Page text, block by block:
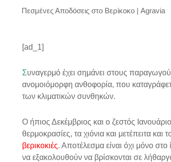
Πεσμένες Αποδόσεις στο Βερίκοκο | Agravia
[ad_1]
Συναγερμό έχει σημάνει στους
ανομοιόμορφη ανθοφορία, που
των κλιματικών συνθηκών.
Ο ήπιος Δεκέμβριος και ο ζεστός
θερμοκρασίες, τα χιόνια και μετέπειτα
βερικοκιές. Αποτέλεσμα είναι όχι μόνο στο
να εξακολουθούν να βρίσκονται σε